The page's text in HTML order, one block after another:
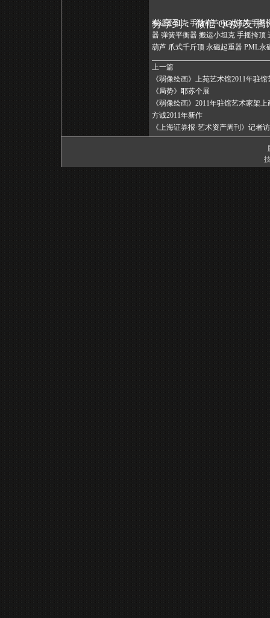
搬运小坦克 手拉葫芦 电动葫芦 手摇
器 弹簧平衡器 搬运小坦克 手摇挎顶
葫芦 爪式千斤顶 永磁起重器 PML
分享到： 微信 QQ好友 腾
上一篇
《弱像绘画》上苑艺术馆2011年驻
《局势》耶苏个展
《弱像绘画》2011年驻馆艺术家架
方诚2011年新作
《上海证券报·艺术资产周刊》记者